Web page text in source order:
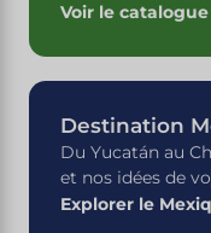
Voir le catalogue
Destination
Du Yucatán au
et nos idées de
Explorer le